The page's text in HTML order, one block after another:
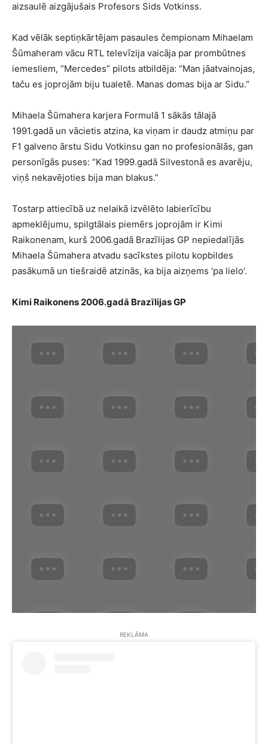
aizsaulē aizgājušais Profesors Sids Votkinss.
Kad vēlāk septiņkārtējam pasaules čempionam Mihaelam
Šūmaheram vācu RTL televīzija vaicāja par prombūtnes
iemesliem, “Mercedes” pilots atbildēja: “Man jāatvainojas,
taču es joprojām biju tualetē. Manas domas bija ar Sidu.”
Mihaela Šūmahera karjera Formulā 1 sākās tālajā
1991.gadā un vācietis atzina, ka viņam ir daudz atmiņu par
F1 galveno ārstu Sidu Votkinsu gan no profesionālās, gan
personīgās puses: “Kad 1999.gadā Silvestonā es avarēju,
viņš nekavējoties bija man blakus.”
Tostarp attiecībā uz nelaikā izvēlēto labierīcību
apmeklējumu, spilgtālais piemērs joprojām ir Kimi
Raikonenam, kurš 2006.gadā Brazīlijas GP nepiedalījās
Mihaela Šūmahera atvadu sacīkstes pilotu kopbildes
pasākumā un tiešraidē atzinās, ka bija aizņems ‘pa lielo’.
Kimi Raikonens 2006.gadā Brazīlijas GP
REKLĀMA